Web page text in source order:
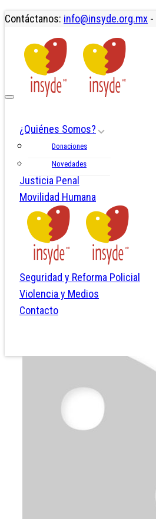
Contáctanos: info@insyde.org.mx -
¿Quiénes Somos?
Donaciones
Novedades
Justicia Penal
Movilidad Humana
Seguridad y Reforma Policial
Violencia y Medios
Contacto